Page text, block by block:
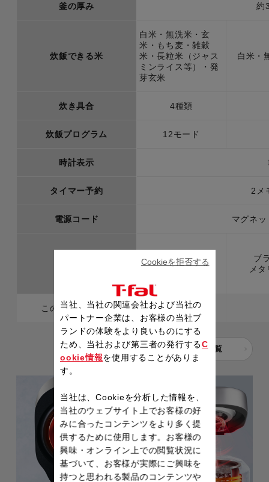
釜の厚み 約
炊飯できる米
白米・無洗米・玄
米・もち麦・雑穀
米・長粒米（ジャス
ミンライス等）・発
芽玄米
白米・
炊き具合 4種類
炊飯プログラム 12モード
時計表示
タイマー予約 2メ
電源コード マグネ
シルバー
ブラック
ブ
メ
このページの製品 ●
製品検索一覧
当社、当社の関連会社および当社の
パートナー企業は、お客様の当社ブ
ランドの体験をより良いものにする
ため、当社および第三者の発行するC
ookie情報を使用することがありま
す。
当社は、Cookieを分析した情報を、
当社のウェブサイト上でお客様の好
みに合ったコンテンツをより多く提
供するために使用します。お客様の
興味・オンライン上での閲覧状況に
基づいて、お客様が実際にご興味を
持つと思われる製品のコンテンツや
Cookieを拒否する